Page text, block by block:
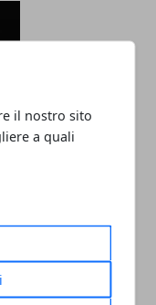
il nostro sito
a quali
5 stanno già